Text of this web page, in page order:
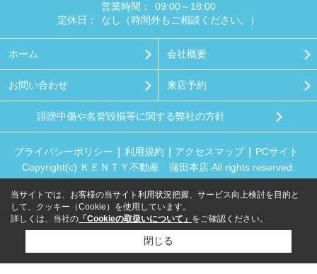
営業時間：
09:00～18:00
定休日：
なし（時間外もご相談ください。）
ホーム 会社概要
お問い合わせ 来店予約
誹謗中傷や名誉毀損等に関する弊社の方針
プライバシーポリシー 利用規約 アクセスマップ
PCサイト
Copyright(c) ＫＥＮＴＹ不動産 蒲田本店 All rights reserved.
当サイトでは、お客様の当サイト利用状況把握、サービス向上検討を目的と
して、クッキー（Cookie）を使用しています。
詳しくは、当社の 「Cookieの取扱いについて」 をご確認ください。
閉じる